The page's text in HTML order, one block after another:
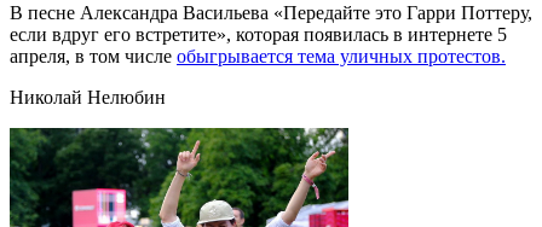
В песне Александра Васильева «Передайте это Гарри Поттеру,
если вдруг его встретите», которая появилась в интернете 5
апреля, в том числе обыгрывается тема уличных протестов.
Николай Нелюбин